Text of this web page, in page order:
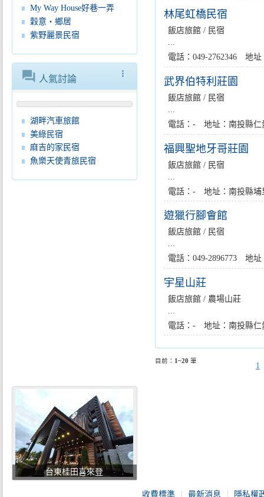
My Way House好巷一弄
穀意‧鄉居
紫野麗景民宿
more_vert
forum 人氣討論
湖畔汽車旅館
美綠民宿
麻吉的家民宿
魚樂天使青旅民宿
林尾虹橋民宿
飯店旅館 / 民宿
...
電話：049-2762346 地
武界伯特利莊園
飯店旅館 / 民宿
...
電話：- 地址：南投縣仁
福興聖地牙哥莊園
飯店旅館 / 民宿
電話：- 地址：南投縣埔
遊獵行腳會館
飯店旅館 / 民宿
...
電話：049-2896773 地
宇星山莊
飯店旅館 / 農場山莊
電話：- 地址：南投縣仁
目前： 1~20 筆
1
台東桂田喜來登
收費標準 最新消息 隱私權